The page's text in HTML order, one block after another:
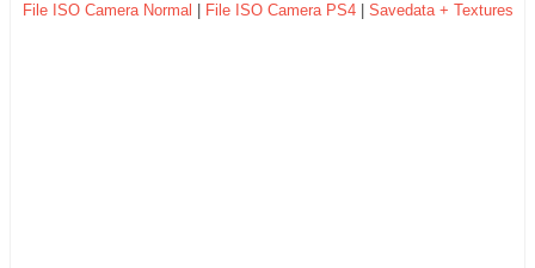
File ISO Camera Normal File ISO Camera PS4| Savedata + Textures